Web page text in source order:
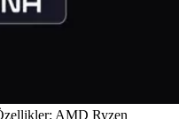
AMD Ryzen